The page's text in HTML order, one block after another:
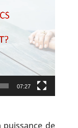
07:27
de